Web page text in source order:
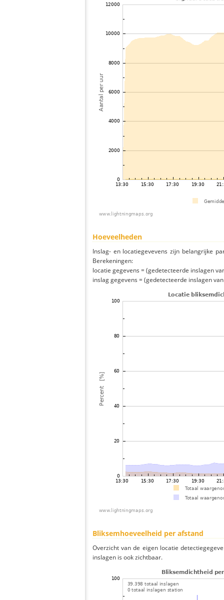
Hoeveelheden
Inslag- en locatiegevevens zijn belangrijke
Berekeningen:
locatie gegevens = (gedetecteerde inslagen
inslag gegevens = (gedetecteerde inslagen
Bliksemhoeveelheid per afstand
Overzicht van de eigen locatie
inslagen is ook zichtbaar.